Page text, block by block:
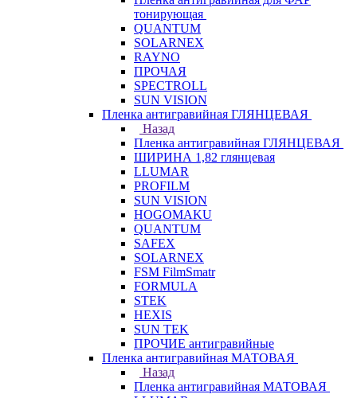
тонирующая
QUANTUM
SOLARNEX
RAYNO
ПРОЧАЯ
SPECTROLL
SUN VISION
Пленка антигравийная ГЛЯНЦЕВАЯ
Назад
Пленка антигравийная ГЛЯНЦЕВАЯ
ШИРИНА 1,82 глянцевая
LLUMAR
PROFILM
SUN VISION
HOGOMAKU
QUANTUM
SAFEX
SOLARNEX
FSM FilmSmatr
FORMULA
STEK
HEXIS
SUN TEK
ПРОЧИЕ антигравийные
Пленка антигравийная МАТОВАЯ
Назад
Пленка антигравийная МАТОВАЯ